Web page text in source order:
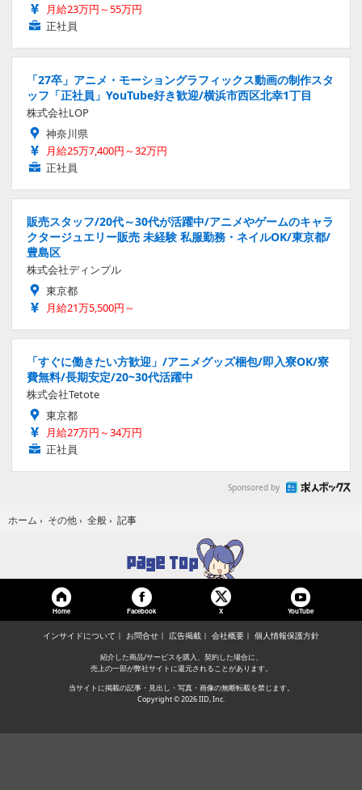
月給23万円～55万円
正社員
「27卒」アニメ・モーショングラフィックス動画の制作スタ
ッフ「正社員」YouTube好き歓迎/横浜市西区北幸1丁目
株式会社LOP
神奈川県
月給25万7,400円～32万円
正社員
販売スタッフ/20代～30代が活躍中/アニメやゲームのキャラ
クタージュエリー販売 未経験 私服勤務・ネイルOK/東京都/
豊島区
株式会社ディンプル
東京都
月給21万5,500円～
「すぐに働きたい方歓迎」/アニメグッズ梱包/即入寮OK/寮
費無料/長期安定/20~30代活躍中
株式会社Tetote
東京都
月給27万円～34万円
正社員
Sponsored by
ホーム › その他 › 全般 › 記事
Home Facebook X YouTube
インサイドについて お問合せ 広告掲載 会社概要 個人情報保護方針
紹介した商品/サービスを購入、契約した場合に、
売上の一部が弊社サイトに還元されることがあります。
当サイトに掲載の記事・見出し・写真・画像の無断転載を禁じます。
Copyright © 2026 IID, Inc.